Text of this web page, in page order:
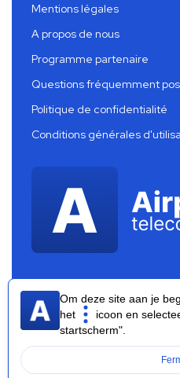
Mentions légales
A propos de nous
Programme partenaire
Questions fréquemment
Politique de confidentialité
Conditions générales
Airport
Om deze site aan je
het
icoon en
startscherm".